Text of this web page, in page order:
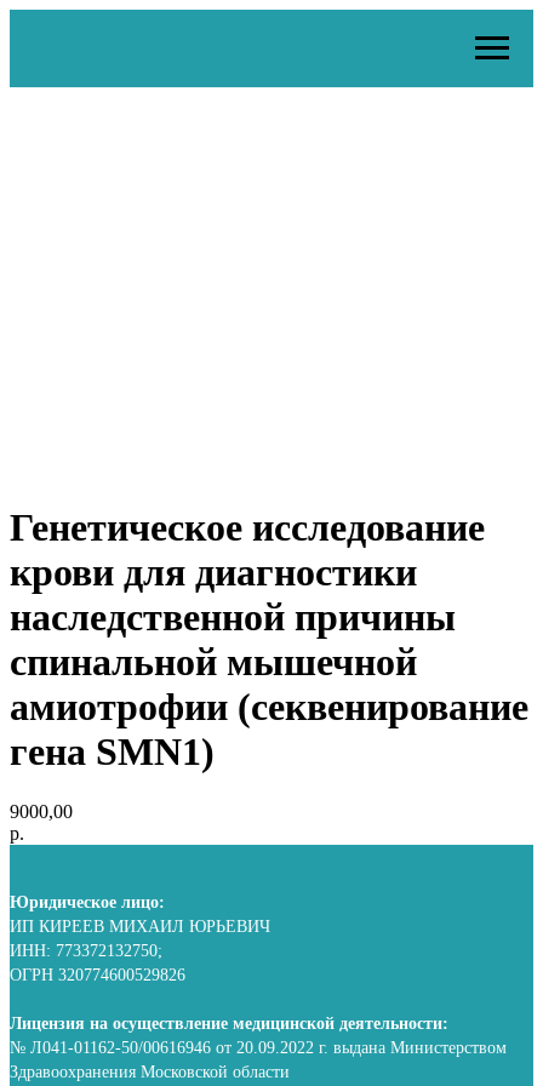
Генетическое исследование
крови для диагностики
наследственной причины
спинальной мышечной
амиотрофии (секвенирование
гена SMN1)
9000,00
р.
Юридическое лицо:
ИП КИРЕЕВ МИХАИЛ ЮРЬЕВИЧ
ИНН: 773372132750;
ОГРН 320774600529826
Лицензия на осуществление медицинской деятельности:
№ Л041-01162-50/00616946 от 20.09.2022 г. выдана Министерством
Здравоохранения Московской области